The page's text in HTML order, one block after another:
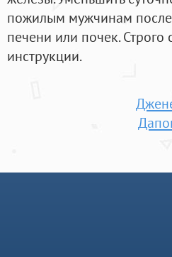
пожилым мужчинам после
печени или почек.
инструкции.